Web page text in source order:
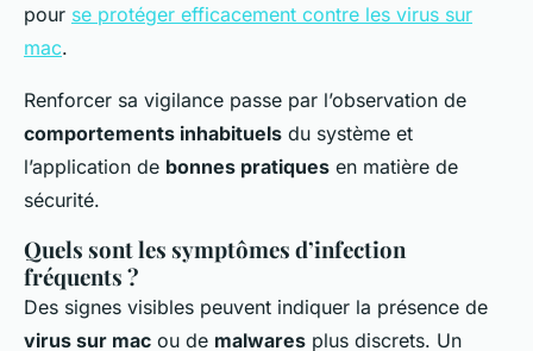
pour se protéger efficacement contre les virus sur
mac.
Renforcer sa vigilance passe par l’observation de
comportements inhabituels du système et
l’application de bonnes pratiques en matière de
sécurité.
Quels sont les symptômes d’infection
fréquents ?
Des signes visibles peuvent indiquer la présence de
virus sur mac ou de malwares plus discrets. Un